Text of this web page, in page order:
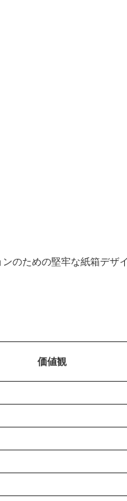
のための堅牢な紙箱デザ
価値観